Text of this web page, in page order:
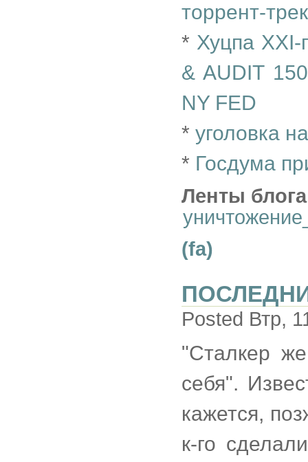
торрент-
* Хуцпа XXI-
& AUDIT
NY FED
* уголовка
* Госдума
Ленты
(fa)
Posted Втр,
"Сталкер
себя".
кажется,
к-го